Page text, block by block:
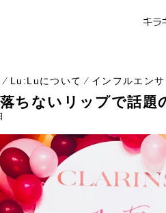
⁄ Lu:Luについて ⁄ インフルエン
落ちないリップで話